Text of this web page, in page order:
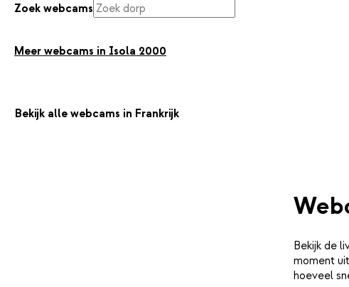
Zoek webcams
Meer webcams in Isola 2000
Bekijk alle webcams in Frankrijk
Bekijk de
moment
hoeveel